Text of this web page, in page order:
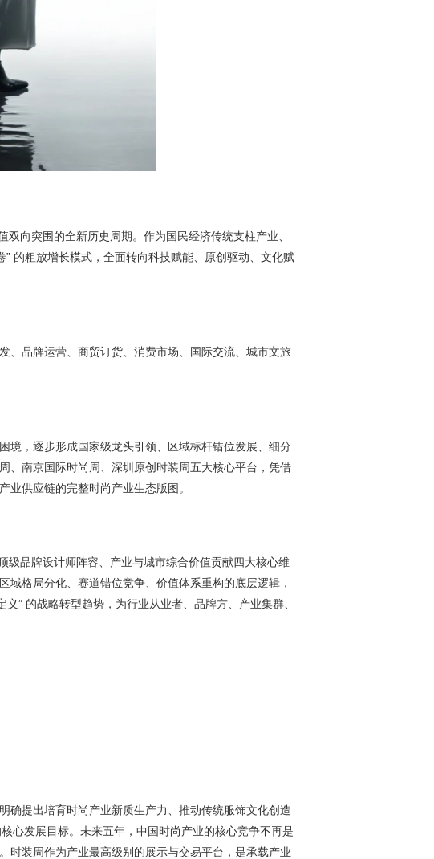
向突围的全新历史周期。作为国民经济传统支柱产业、
的粗放增长模式，全面转向科技赋能、原创驱动、文化赋
、品牌运营、商贸订货、消费市场、国际交流、城市文旅
境，逐步形成国家级龙头引领、区域标杆错位发展、细分
、南京国际时尚周、深圳原创时装周五大核心平台，凭借
供应链的完整时尚产业生态版图。
品牌设计师阵容、产业与城市综合价值贡献四大核心维
格局分化、赛道错位竞争、价值体系重构的底层逻辑，
义” 的战略转型趋势，为行业从业者、品牌方、产业集群、
确提出培育时尚产业新质生产力、推动传统服饰文化创造
心发展目标。未来五年，中国时尚产业的核心竞争不再是
时装周作为产业最高级别的展示与交易平台，是承载产业